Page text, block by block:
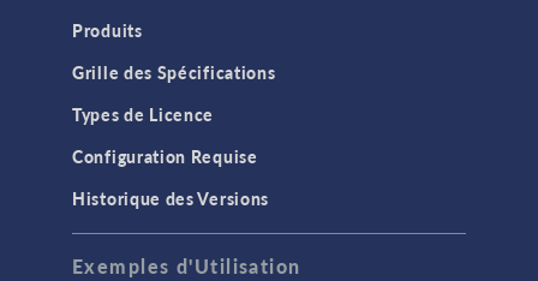
Produits
Grille des Spécifications
Types de Licence
Configuration Requise
Historique des Versions
Exemples d'Utilisation